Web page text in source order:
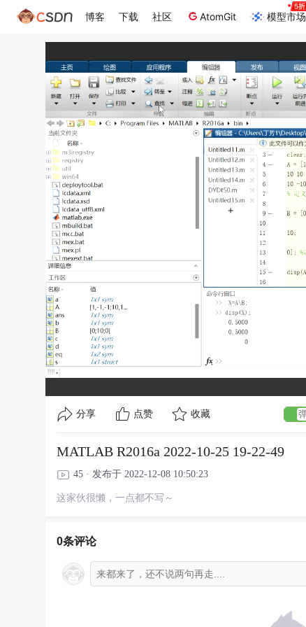
博客 下载 社区 AtomGit 模型市场
分享 点赞 收藏
MATLAB R2016a 2022-10-25 19-22-49
45 · 发布于 2022-12-08 10:50:23
这家伙很懒，一点都不写～
0条评论